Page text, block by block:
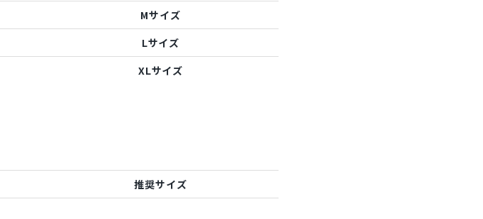
Mサイズ
Lサイズ
XLサイズ
推奨サイズ